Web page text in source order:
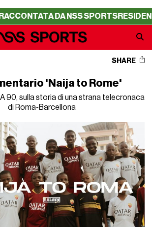
DA NSS SPORTSRESIDENCY
SHARE
'Naija to Rome'
90, sulla storia di una strana telecronaca
di Roma-Barcellona